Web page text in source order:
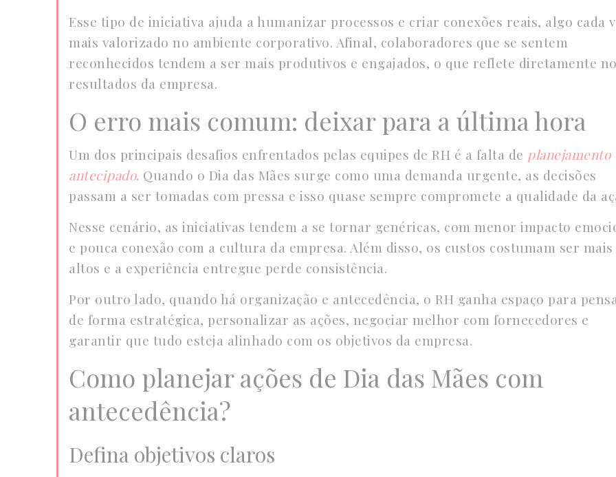
Esse tipo de iniciativa ajuda a humanizar processos e criar conexões reais, algo cada
mais valorizado no ambiente corporativo. Afinal, colaboradores que se sentem
reconhecidos tendem a ser mais produtivos e engajados, o que reflete diretamente
resultados da empresa.
O erro mais comum: deixar para a última hora
Um dos principais desafios enfrentados pelas equipes de RH é a falta de planejamento
antecipado. Quando o Dia das Mães surge como uma demanda urgente, as decisões
passam a ser tomadas com pressa e isso quase sempre compromete a qualidade da
Nesse cenário, as iniciativas tendem a se tornar genéricas, com menor impacto
e pouca conexão com a cultura da empresa. Além disso, os custos costumam ser mais
altos e a experiência entregue perde consistência.
Por outro lado, quando há organização e antecedência, o RH ganha espaço para
de forma estratégica, personalizar as ações, negociar melhor com fornecedores e
garantir que tudo esteja alinhado com os objetivos da empresa.
Como planejar ações de Dia das Mães com
antecedência?
Defina objetivos claros